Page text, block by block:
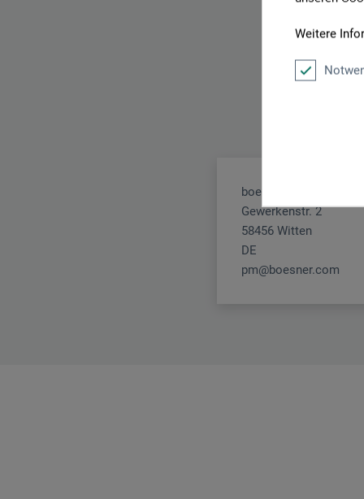
Weitere
boesner GmbH
Gewerkenstr. 2
58456 Witten
DE
pm@boesner.com